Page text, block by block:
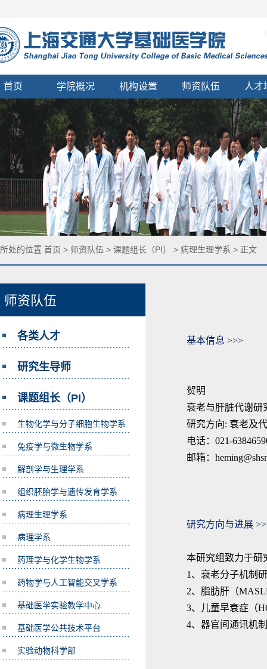
首页 学院概况 机构设置 师资队伍 人才
师资队伍
各类人才
研究生导师
课题组长（PI）
生物化学与分子细胞生物学系
免疫学与微生物学系
解剖学与生理学系
组织胚胎学与遗传发育学系
病理生理学系
病理学系
药理学与化学生物学系
药物学与人工智能交叉学系
基础医学实验教学中心
基础医学公共技术平台
实验动物科学部
基本信息 >>>
贺明
衰老与肝脏代谢研
研究方向: 衰老及
电话： 021-
邮箱：
研究方向与进展
本研究组致力于研
1、衰老分子机制
2、脂肪肝（
3、儿童早衰症（
4、器官间通讯机
处的位置 首页 > 师资队伍 > 课题组长（PI） > 病理生理学系 > 正文